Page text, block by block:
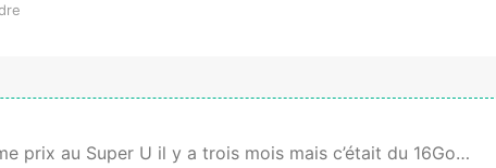
prix au Super U il y a trois mois mais c’était du 16Go…